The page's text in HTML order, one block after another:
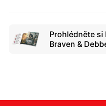
Prohlédněte si
Braven &